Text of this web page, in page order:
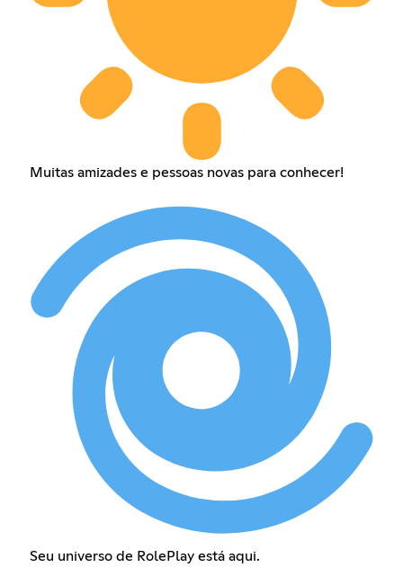
Muitas amizades e pessoas novas para conhecer!
Seu universo de RolePlay está aqui.